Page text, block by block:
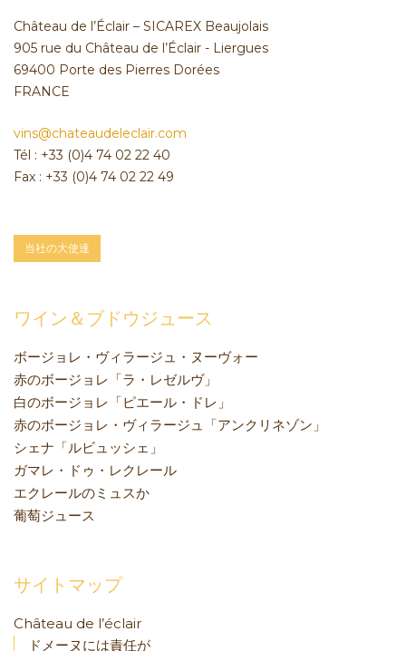
Château de l’Éclair – SICAREX Beaujolais
905 rue du Château de l’Éclair - Liergues
69400 Porte des Pierres Dorées
FRANCE
vins@chateaudeleclair.com
Tél : +33 (0)4 74 02 22 40
Fax : +33 (0)4 74 02 22 49
当社の大使達
ワイン＆ブドウジュース
ボージョレ・ヴィラージュ・ヌーヴォー
赤のボージョレ「ラ・レゼルヴ」
白のボージョレ「ピエール・ドレ」
赤のボージョレ・ヴィラージュ「アンクリネゾン」
シェナ「ルビュッシェ」
ガマレ・ドゥ・レクレール
エクレールのミュスか
葡萄ジュース
サイトマップ
Château de l’éclair
ドメーヌには責任が